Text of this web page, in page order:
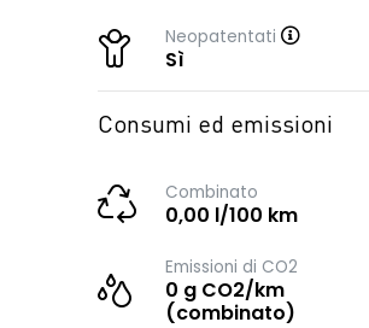
Neopatentati
Sì
Consumi ed emissioni
Combinato
0,00 l/100 km
Emissioni di CO2
0 g CO2/km
(combinato)